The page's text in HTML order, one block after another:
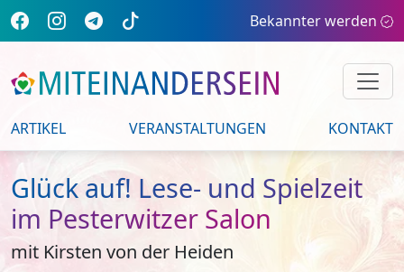
Bekannter werden
ARTIKEL VERANSTALTUNGEN KONTAKT
Glück auf! Lese- und Spielzeit
im Pesterwitzer Salon
mit Kirsten von der Heiden